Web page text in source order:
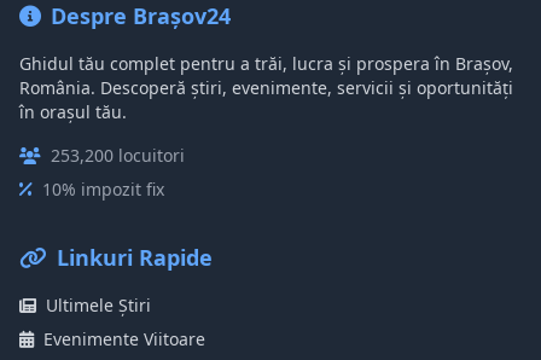
Despre Brașov24
Ghidul tău complet pentru a trăi, lucra și prospera în Brașov,
România. Descoperă știri, evenimente, servicii și oportunități
în orașul tău.
253,200 locuitori
10% impozit fix
Linkuri Rapide
Ultimele Știri
Evenimente Viitoare